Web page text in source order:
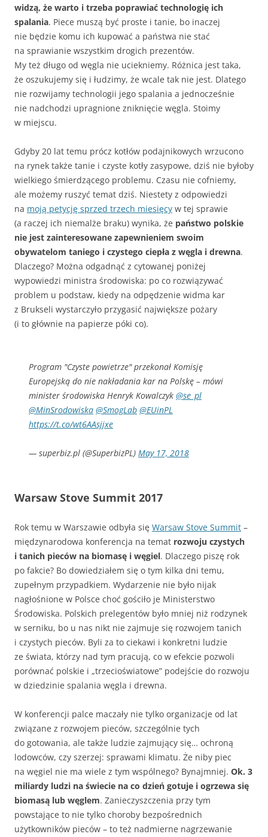
widzą, że warto i trzeba poprawiać technologię ich
spalania. Piece muszą być proste i tanie, bo inaczej
nie będzie komu ich kupować a państwa nie stać
na sprawianie wszystkim drogich prezentów.
My też długo od węgla nie uciekniemy. Różnica jest taka,
że oszukujemy się i łudzimy, że wcale tak nie jest. Dlatego
nie rozwijamy technologii jego spalania a jednocześnie
nie nadchodzi upragnione zniknięcie węgla. Stoimy
w miejscu.
Gdyby 20 lat temu prócz kotłów podajnikowych wrzucono
na rynek także tanie i czyste kotły zasypowe, dziś nie byłoby
wielkiego śmierdzącego problemu. Czasu nie cofniemy,
ale możemy ruszyć temat dziś. Niestety z odpowiedzi
na moją petycję sprzed trzech miesięcy w tej sprawie
(a raczej ich niemalże braku) wynika, że państwo polskie
nie jest zainteresowane zapewnieniem swoim
obywatelom taniego i czystego ciepła z węgla i drewna.
Dlaczego? Można odgadnąć z cytowanej poniżej
wypowiedzi ministra środowiska: po co rozwiązywać
problem u podstaw, kiedy na odpędzenie widma kar
z Brukseli wystarczyło przygasić największe pożary
(i to głównie na papierze póki co).
Program "Czyste powietrze" przekonał Komisję
Europejską do nie nakładania kar na Polskę – mówi
minister środowiska Henryk Kowalczyk @se_pl
@MinSrodowiska @SmogLab @EUinPL
https://t.co/wt6AAsjjxe
— superbiz.pl (@SuperbizPL) May 17, 2018
Warsaw Stove Summit 2017
Rok temu w Warszawie odbyła się Warsaw Stove Summit –
międzynarodowa konferencja na temat rozwoju czystych
i tanich pieców na biomasę i węgiel. Dlaczego piszę rok
po fakcie? Bo dowiedziałem się o tym kilka dni temu,
zupełnym przypadkiem. Wydarzenie nie było nijak
nagłośnione w Polsce choć gościło je Ministerstwo
Środowiska. Polskich prelegentów było mniej niż rodzynek
w serniku, bo u nas nikt nie zajmuje się rozwojem tanich
i czystych pieców. Byli za to ciekawi i konkretni ludzie
ze świata, którzy nad tym pracują, co w efekcie pozwoli
porównać polskie i „trzecioświatowe” podejście do rozwoju
w dziedzinie spalania węgla i drewna.
W konferencji palce maczały nie tylko organizacje od lat
związane z rozwojem pieców, szczególnie tych
do gotowania, ale także ludzie zajmujący się… ochroną
lodowców, czy szerzej: sprawami klimatu. Że niby piec
na węgiel nie ma wiele z tym wspólnego? Bynajmniej. Ok. 3
miliardy ludzi na świecie na co dzień gotuje i ogrzewa się
biomasą lub węglem. Zanieczyszczenia przy tym
powstające to nie tylko choroby bezpośrednich
użytkowników pieców – to też nadmierne nagrzewanie